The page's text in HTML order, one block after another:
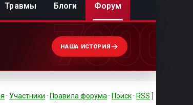
Травмы Блоги Форум
7000
НАША ИСТОРИЯ
· Участники · Правила форума · Поиск · RSS